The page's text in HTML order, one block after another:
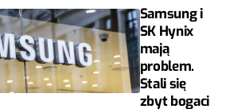
Samsung i
SK Hynix
mają
problem.
Stali się
zbyt bogaci